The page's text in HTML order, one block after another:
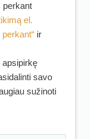
perkant
el.
ir
apsipirkę
savo
sužinoti